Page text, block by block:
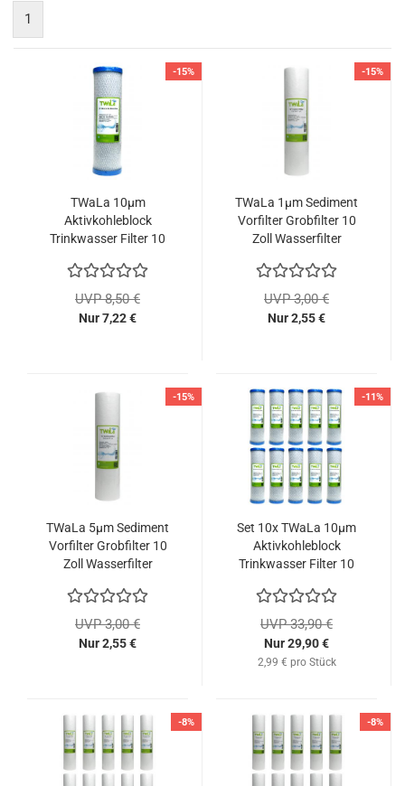
1
-15%
TWaLa 10µm
Aktivkohleblock
Trinkwasser Filter 10
UVP 8,50 €
Nur 7,22 €
-15%
TWaLa 1µm Sediment
Vorfilter Grobfilter 10
Zoll Wasserfilter
UVP 3,00 €
Nur 2,55 €
-15%
TWaLa 5µm Sediment
Vorfilter Grobfilter 10
Zoll Wasserfilter
UVP 3,00 €
Nur 2,55 €
-11%
Set 10x TWaLa 10µm
Aktivkohleblock
Trinkwasser Filter 10
UVP 33,90 €
Nur 29,90 €
2,99 € pro Stück
-8% -8%